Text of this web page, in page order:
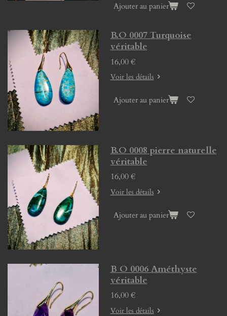
Ajouter au panier
B.O 0007 Turquoise
véritable
16,00 €
Voir les détails
Ajouter au panier
B.O 0008 pierre naturelle
véritable
16,00 €
Voir les détails
Ajouter au panier
B O 0006 Améthyste
véritable
16,00 €
Voir les détails